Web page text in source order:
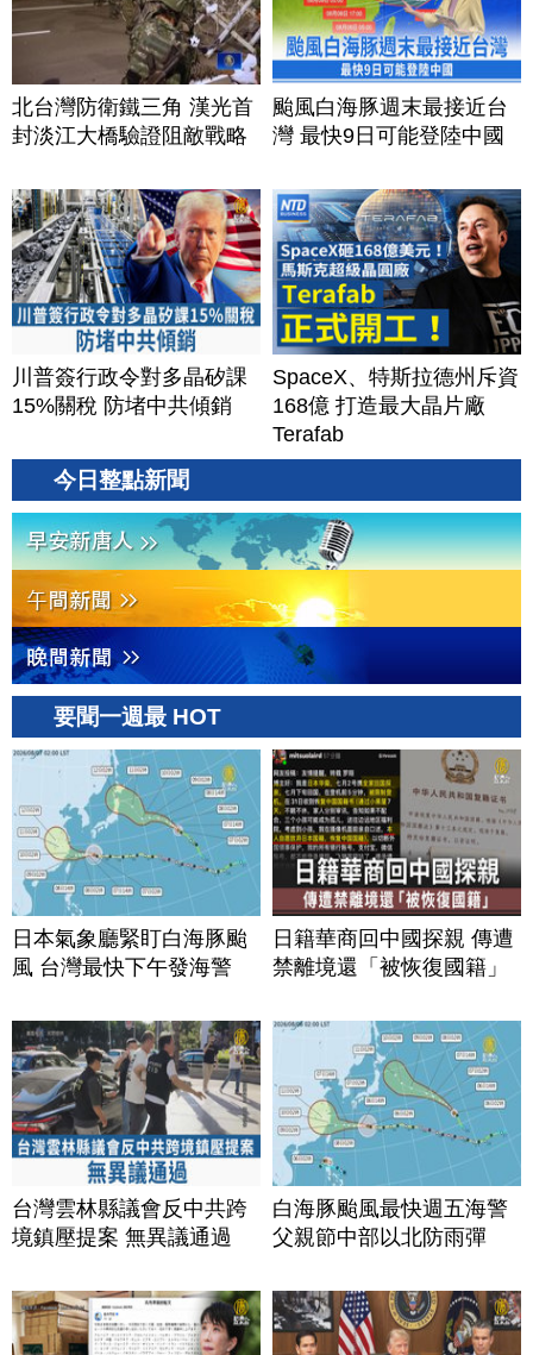
北台灣防衛鐵三角 漢光首
封淡江大橋驗證阻敵戰略
颱風白海豚週末最接近台
灣 最快9日可能登陸中國
川普簽行政令對多晶矽課
15%關稅 防堵中共傾銷
SpaceX、特斯拉德州斥資
168億 打造最大晶片廠
Terafab
今日整點新聞
要聞一週最 HOT
日本氣象廳緊盯白海豚颱
風 台灣最快下午發海警
日籍華商回中國探親 傳遭
禁離境還「被恢復國籍」
台灣雲林縣議會反中共跨
境鎮壓提案 無異議通過
白海豚颱風最快週五海警
父親節中部以北防雨彈